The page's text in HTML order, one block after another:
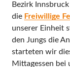
Bezirk
die Freiwillige
unserer Einheit
den Jungs die
starteten wir
Mittagessen bei